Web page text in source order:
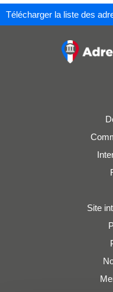
Télécharger la liste des
Site